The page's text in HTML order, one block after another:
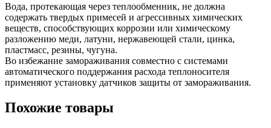
Вода, протекающая через теплообменник, не должна
содержать твердых примесей и агрессивных химических
веществ, способствующих коррозии или химическому
разложению меди, латуни, нержавеющей стали, цинка,
пластмасс, резины, чугуна.
Во избежание замораживания совместно с системами
автоматического поддержания расхода теплоносителя
применяют установку датчиков защиты от замораживания.
Похожие товары